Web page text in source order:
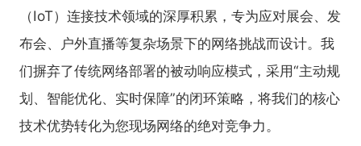
（IoT）连接技术领域的深厚积累，专为应对展会、发
布会、户外直播等复杂场景下的网络挑战而设计。我
们摒弃了传统网络部署的被动响应模式，采用“主动规
划、智能优化、实时保障”的闭环策略，将我们的核心
技术优势转化为您现场网络的绝对竞争力。